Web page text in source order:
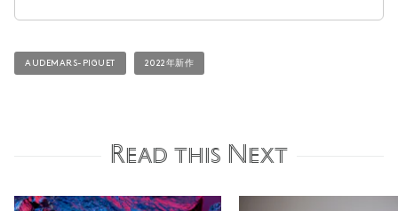
AUDEMARS-PIGUET 2022年新作
Read this Next